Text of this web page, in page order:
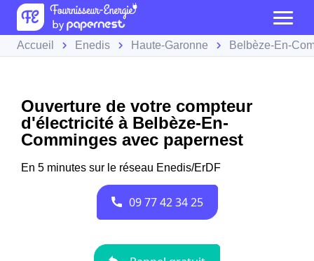
Accueil Enedis Haute-Garonne Belbèze-En-